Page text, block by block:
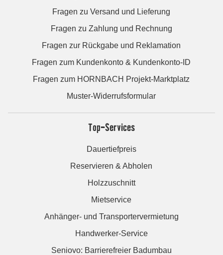
Fragen zu Versand und Lieferung
Fragen zu Zahlung und Rechnung
Fragen zur Rückgabe und Reklamation
Fragen zum Kundenkonto & Kundenkonto-ID
Fragen zum HORNBACH Projekt-Marktplatz
Muster-Widerrufsformular
Top-Services
Dauertiefpreis
Reservieren & Abholen
Holzzuschnitt
Mietservice
Anhänger- und Transportervermietung
Handwerker-Service
Seniovo: Barrierefreier Badumbau